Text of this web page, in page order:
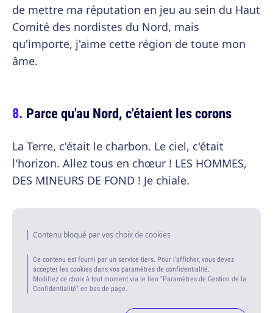
de mettre ma réputation en jeu au sein du Haut
Comité des nordistes du Nord, mais
qu'importe, j'aime cette région de toute mon
âme.
Parce qu'au Nord, c'étaient les corons
La Terre, c'était le charbon. Le ciel, c'était
l'horizon. Allez tous en chœur ! LES HOMMES,
DES MINEURS DE FOND ! Je chiale.
Contenu bloqué par vos choix de cookies
Ce contenu est fourni par un service tiers. Pour l'afficher, vous devez
accepter les cookies dans vos paramètres de confidentialité.
Modifiez ce choix à tout moment via le lien "Paramètres de Gestion de la
Confidentialité" en bas de page.